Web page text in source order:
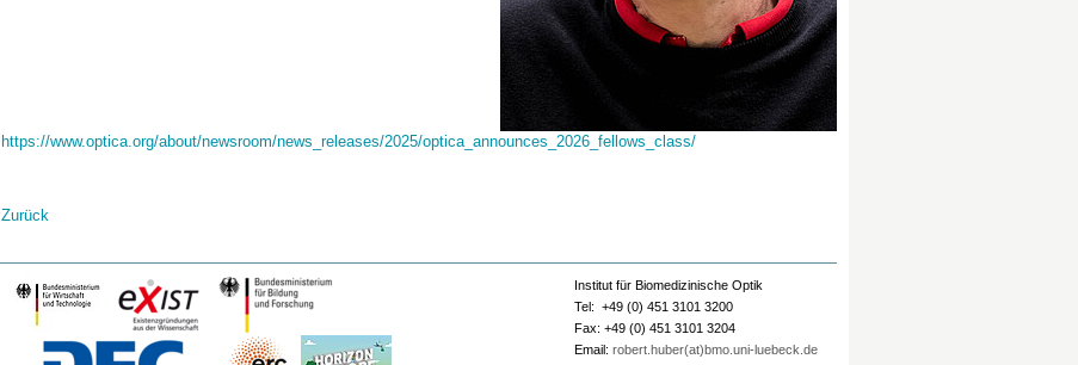
https://www.optica.org/about/newsroom/news_releases/2025/optica_announces_2026_fellows_class/
Zurück
Institut für Biomedizinische Optik
Tel: +49 (0) 451 3101 3200
Fax: +49 (0) 451 3101 3204
Email: robert.huber(at)bmo.uni-luebeck.de